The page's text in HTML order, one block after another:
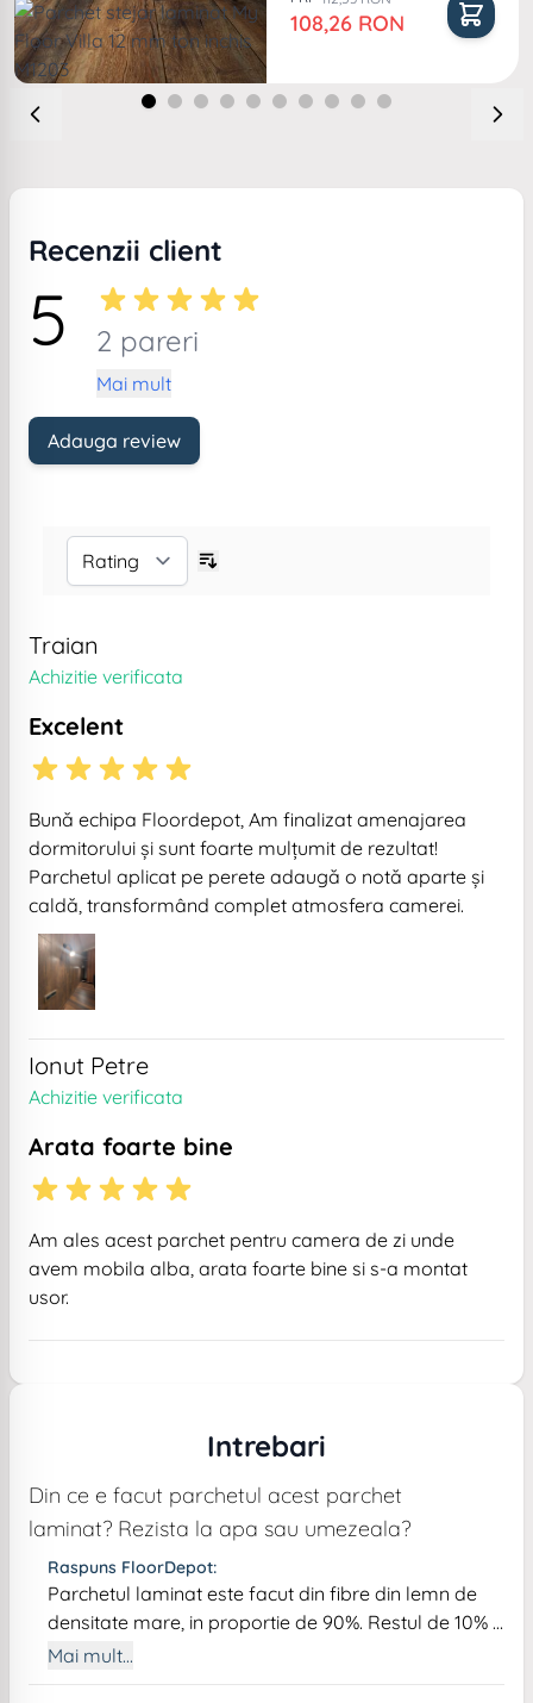
Pret special
108,26 RON
Recenzii client
5 2 pareri
Mai mult
Adauga review
Traian
Achizitie verificata
Excelent
Bună echipa Floordepot, Am finalizat amenajarea
dormitorului și sunt foarte mulțumit de rezultat!
Parchetul aplicat pe perete adaugă o notă aparte și
caldă, transformând complet atmosfera camerei.
Ionut Petre
Achizitie verificata
Arata foarte bine
Am ales acest parchet pentru camera de zi unde
avem mobila alba, arata foarte bine si s-a montat
usor.
Intrebari
Din ce e facut parchetul acest parchet
laminat? Rezista la apa sau umezeala?
Raspuns FloorDepot:
Parchetul laminat este facut din fibre din lemn de
densitate mare, in proportie de 90%. Restul de 10% il
reprezinta liantul ecologic folosit de grupul Swiss
Krono, liant care este certificat fara emisii toxice
Mai mult...